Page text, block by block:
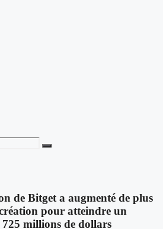
de Bitget a augmenté de plus
pour atteindre un
millions de dollars